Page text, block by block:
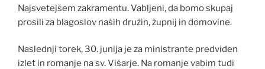
Najsvetejšem zakramentu. Vabljeni, da bomo skupaj
prosili za blagoslov naših družin, župnij in domovine.
Naslednji torek, 30. junija je za ministrante predviden
izlet in romanje na sv. Višarje. Na romanje vabim tudi